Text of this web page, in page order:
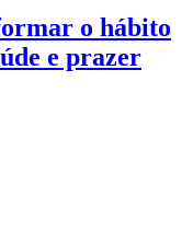
o hábito
e prazer